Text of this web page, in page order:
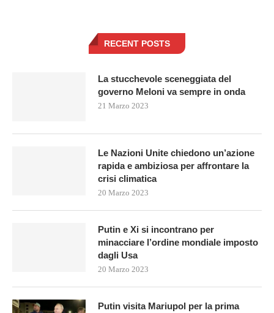
RECENT POSTS
La stucchevole sceneggiata del
governo Meloni va sempre in onda
21 Marzo 2023
Le Nazioni Unite chiedono un’azione
rapida e ambiziosa per affrontare la
crisi climatica
20 Marzo 2023
Putin e Xi si incontrano per
minacciare l’ordine mondiale imposto
dagli Usa
20 Marzo 2023
Putin visita Mariupol per la prima